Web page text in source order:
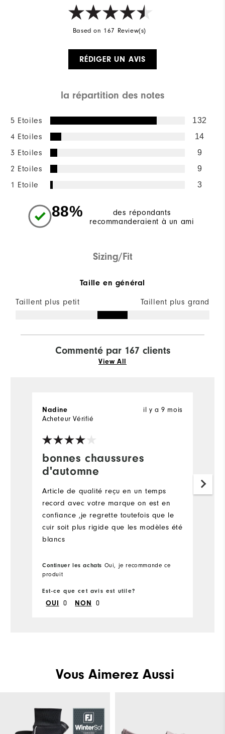
Based on 167 Review(s)
RÉDIGER UN AVIS
la répartition des notes
5 Etoiles 132
4 Etoiles 14
3 Etoiles 9
2 Etoiles 9
1 Etoile 3
88%
des répondants
recommanderaient à un ami
Sizing/Fit
Taille en général
Taillent plus petit Taillent plus grand
Commenté par 167 clients
View All
bonnes chaussures
d'automne
il y a 9 mois
Nadine
Acheteur Vérifié
Article de qualité reçu en un temps
record avec votre marque on est en
confiance ,je regrette toutefois que le
cuir soit plus rigide que les modèles été
blancs
Continuer les achats Oui, je recommande ce
produit
Est-ce que cet avis est utile?
OUI 0 NON 0
Vous Aimerez Aussi